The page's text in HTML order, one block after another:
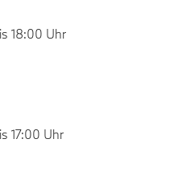
18:00 Uhr
17:00 Uhr